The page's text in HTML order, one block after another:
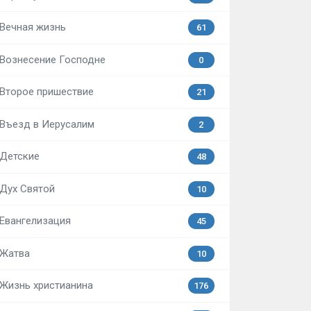
Вечная жизнь 61
Вознесение Господне 0
Второе пришествие 21
Въезд в Иерусалим 2
Детские 48
Дух Святой 10
Евангелизация 45
Жатва 10
Жизнь христианина 176